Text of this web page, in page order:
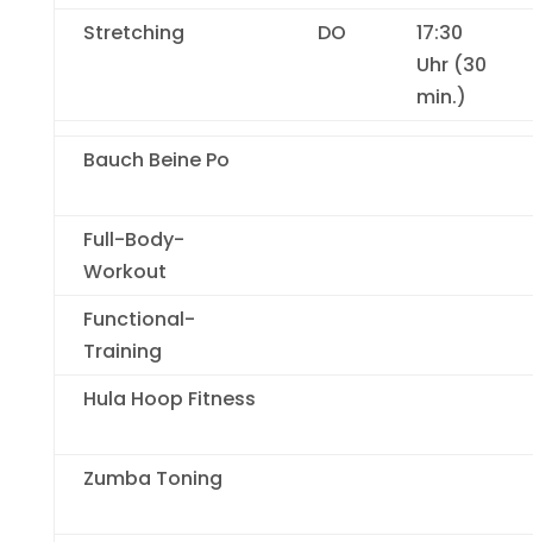
Stretching
DO
17:30
Uhr (30
min.)
Bauch Beine Po
Full-Body-
Workout
Functional-
Training
Hula Hoop Fitness
Zumba Toning